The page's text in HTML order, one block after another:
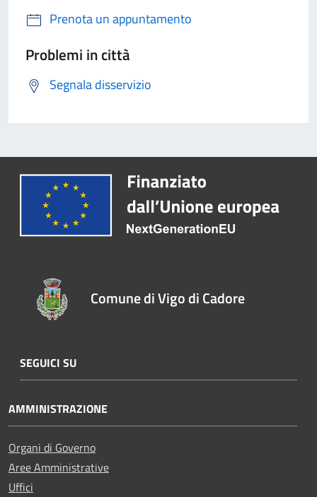
Prenota un appuntamento
Problemi in città
Segnala disservizio
Comune di Vigo di Cadore
SEGUICI SU
AMMINISTRAZIONE
Organi di Governo
Aree Amministrative
Uffici